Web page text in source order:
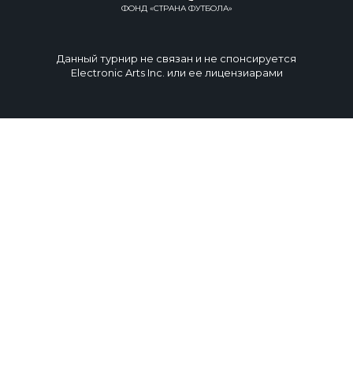
ФОНД «СТРАНА ФУТБОЛА»
Данный турнир не связан и не спонсируется
Electronic Arts Inc. или ее лицензиарами